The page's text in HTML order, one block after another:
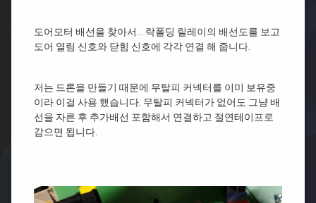
도어모터 배선을 찾아서… 락폴딩 릴레이의 배선도를 보고
도어 열림 신호와 닫힘 신호에 각각 연결 해 줍니다.
저는 드론을 만들기 때문에 무탈피 커넥터를 이미 보유중
이라 이걸 사용 했습니다. 무탈피 커넥터가 없어도 그냥 배
선을 자른 후 추가배선 포함해서 연결하고 절연테이프로
감으면 됩니다.